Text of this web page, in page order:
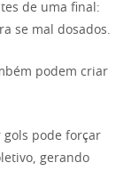
de uma final:
se mal dosados.
podem criar
gols pode forçar
gerando